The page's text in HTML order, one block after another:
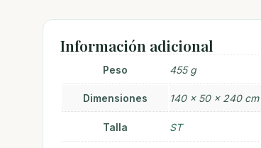
Información adicional
Peso 455 g
Dimensiones 140 × 50 × 240 cm
Talla ST